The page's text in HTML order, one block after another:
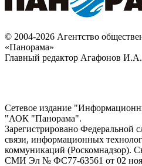
© 2004-2026 Агентство
«Панорама»
Главный редактор Агафонов И.А.
Сетевое издание
"АОК "Панорама".
Зарегистрировано Федеральной
связи, информационных
коммуникаций (Роскомнадзор).
СМИ Эл № ФС77-63561 от 02